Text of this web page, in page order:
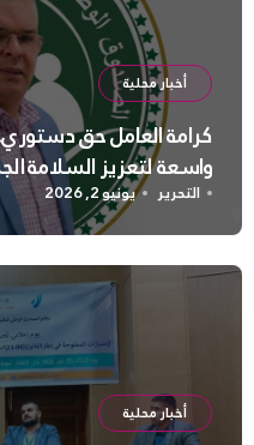
أخبار محلية
كرامة العامل حق
واسعة لتعزيز السلامة
التحرير يونيو 2, 2026
أخبار محلية